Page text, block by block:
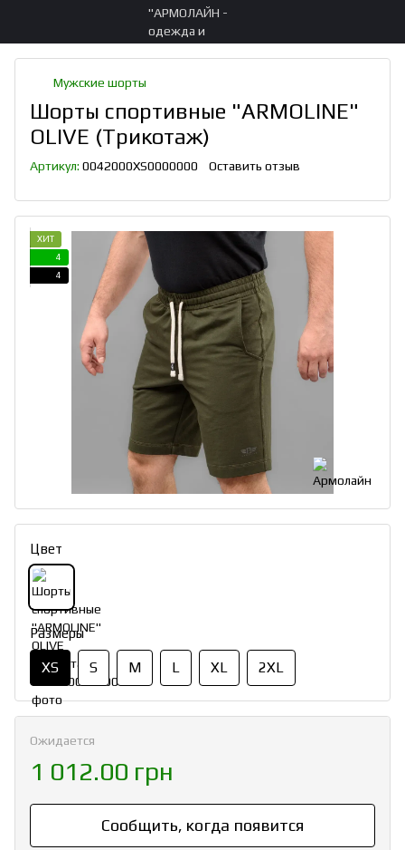
Мужские шорты
Шорты спортивные "ARMOLINE"
OLIVE (Трикотаж)
Артикул: 0042000XS0000000 Оставить отзыв
ХИТ
4
4
Цвет
Размеры
XS S M L XL 2XL
Ожидается
1 012.00 грн
Сообщить, когда появится